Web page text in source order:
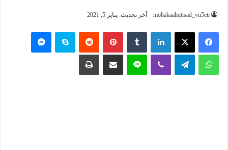
moltakaaliqtisad_vu5eti آخر تحديث: يناير 5, 2021
فيسبوك ‫X لينكدإن بينتيريست سكايب
واتساب تيلقرام لاين